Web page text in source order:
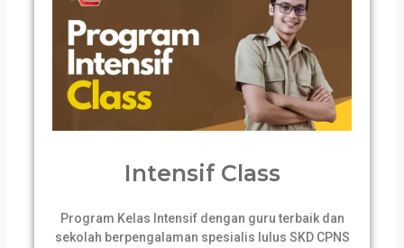
Intensif Class
Program Kelas Intensif dengan guru terbaik dan
sekolah berpengalaman spesialis lulus SKD CPNS